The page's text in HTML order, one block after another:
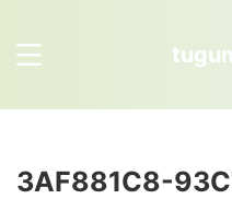
3AF881C8-